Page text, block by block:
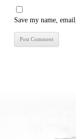
Save my name,